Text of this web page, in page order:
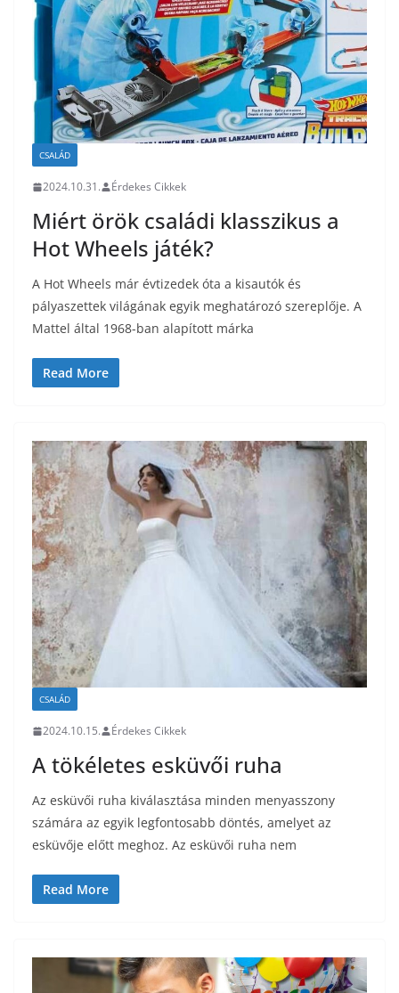
CSALÁD
2024.10.31. Érdekes Cikkek
Miért örök családi klasszikus a
Hot Wheels játék?
A Hot Wheels már évtizedek óta a kisautók és
pályaszettek világának egyik meghatározó szereplője. A
Mattel által 1968-ban alapított márka
Read More
CSALÁD
2024.10.15. Érdekes Cikkek
A tökéletes esküvői ruha
Az esküvői ruha kiválasztása minden menyasszony
számára az egyik legfontosabb döntés, amelyet az
esküvője előtt meghoz. Az esküvői ruha nem
Read More